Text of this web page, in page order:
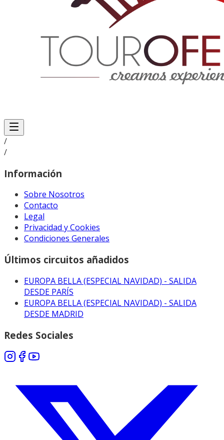
/
/
Información
Sobre Nosotros
Contacto
Legal
Privacidad y Cookies
Condiciones Generales
Últimos circuitos añadidos
EUROPA BELLA (ESPECIAL NAVIDAD) - SALIDA
DESDE PARÍS
EUROPA BELLA (ESPECIAL NAVIDAD) - SALIDA
DESDE MADRID
Redes Sociales